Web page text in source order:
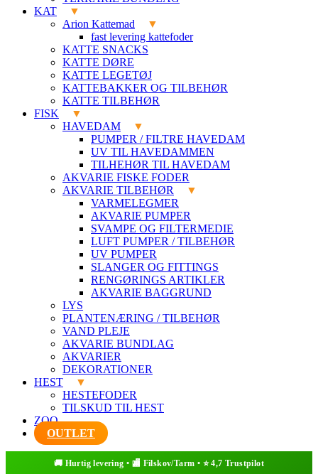
KAT
Arion Kattemad
fast levering kattefoder
KATTE SNACKS
KATTE DØRE
KATTE LEGETØJ
KATTEBAKKER OG TILBEHØR
KATTE TILBEHØR
FISK
HAVEDAM
PUMPER / FILTRE HAVEDAM
UV TIL HAVEDAMMEN
TILHEHØR TIL HAVEDAM
AKVARIE FISKE FODER
AKVARIE TILBEHØR
VARMELEGMER
AKVARIE PUMPER
SVAMPE OG FILTERMEDIE
LUFT PUMPER / TILBEHØR
UV PUMPER
SLANGER OG FITTINGS
RENGØRINGS ARTIKLER
AKVARIE BAGGRUND
LYS
PLANTENÆRING / TILBEHØR
VAND PLEJE
AKVARIE BUNDLAG
AKVARIER
DEKORATIONER
HEST
HESTEFODER
TILSKUD TIL HEST
ZOO
OUTLET